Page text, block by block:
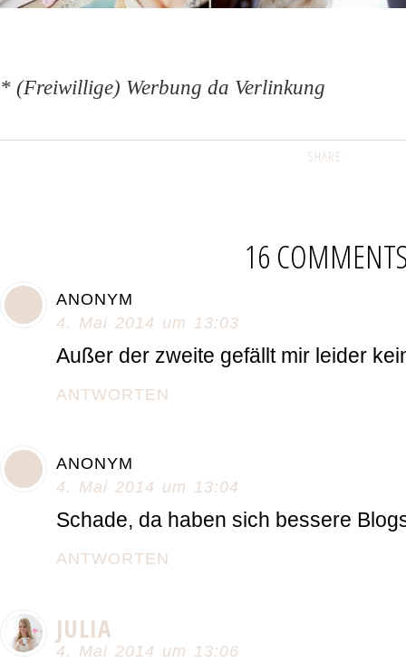
* (Freiwillige) Werbung da Verlinkung
SHARE:
16
ANONYM
4. Mai 2014 um 13:03
Außer der zweite gefällt mir leider
ANTWORTEN
ANONYM
4. Mai 2014 um 13:04
Schade, da haben sich bessere
ANTWORTEN
JULIA
4. Mai 2014 um 13:06